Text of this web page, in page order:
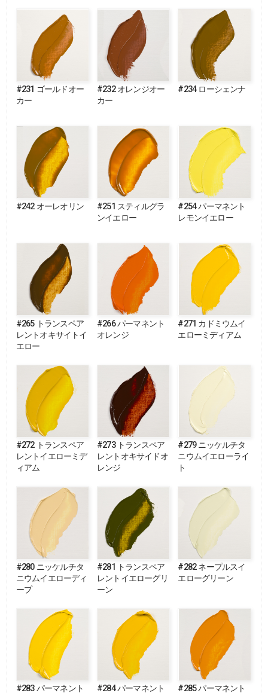
#231 ゴールドオー
カー
#232 オレンジオー
カー
#234 ローシェンナ
#242 オーレオリン
#251 スティルグラ
ンイエロー
#254 パーマネント
レモンイエロー
#265 トランスペア
レントオキサイトイ
エロー
#266 パーマネント
オレンジ
#271 カドミウムイ
エローミディアム
#272 トランスペア
レントイエローミデ
ィアム
#273 トランスペア
レントオキサイドオ
レンジ
#279 ニッケルチタ
ニウムイエローライ
ト
#280 ニッケルチタ
ニウムイエローディ
ープ
#281 トランスペア
レントイエローグリ
ーン
#282 ネープルスイ
エローグリーン
#283 パーマネント #284 パーマネント #285 パーマネント